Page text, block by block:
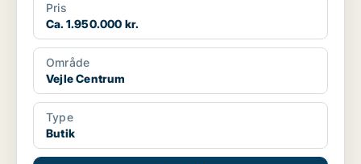
Pris
Ca. 1.950.000 kr.
Område
Vejle Centrum
Type
Butik